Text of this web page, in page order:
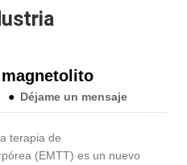
● Déjame un mensaje
terapia de
(EMTT) es un nuevo